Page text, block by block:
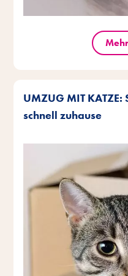
UMZUG MIT
schnell zuhause